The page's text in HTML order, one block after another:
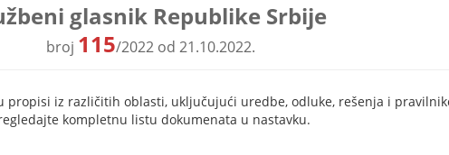
glasnik Republike Srbije
broj 115/2022 od 21.10.2022.
propisi iz različitih oblasti, uključujući uredbe, odluke, rešenja i
kompletnu listu dokumenata u nastavku.